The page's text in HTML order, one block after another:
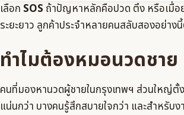
เลือก SOS ถ้าปัญหาหลักคือปวด ตึง หรือเมื่อ
ระยะยาว ลูกค้าประจำหลายคนสลับสองอย่า
ทำไมต้องหมอนวดชาย
คนที่มองหานวดผู้ชายในกรุงเทพฯ ส่วนใหญ่ตั้
แน่นกว่า บางคนรู้สึกสบายใจกว่า และสำหรั